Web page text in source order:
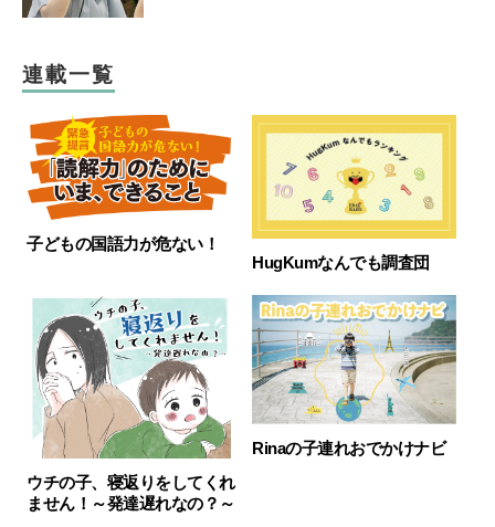
連載一覧
子どもの国語力が危ない！
HugKumなんでも調査団
ウチの子、寝返りをしてくれ
ません！～発達遅れなの？～
Rinaの子連れおでかけナビ